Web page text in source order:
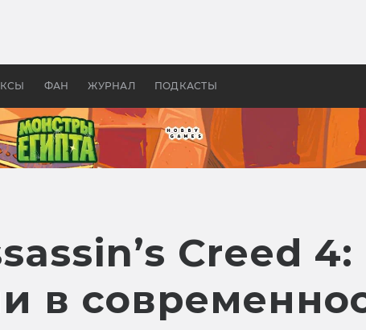
ФАН ЖУРНАЛ ПОДКАСТЫ
Древней Грецией
вошло в
Creed
в